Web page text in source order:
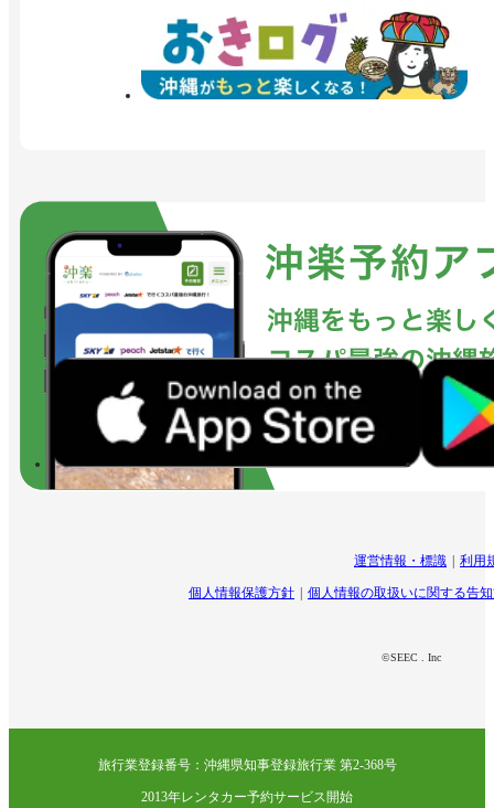
運営情報・標識 利用
個人情報保護方針 個人情報の取扱いに関する告
©SEEC . Inc
旅行業登録番号：沖縄県知事登録旅行業 第2-368号
2013年レンタカー予約サービス開始